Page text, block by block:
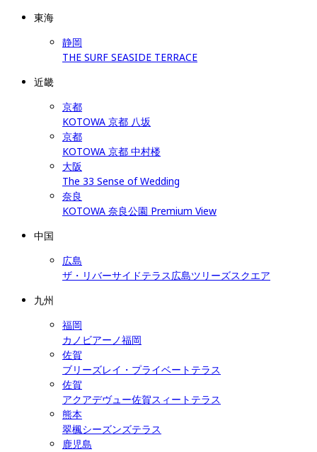
東海
静岡
THE SURF SEASIDE TERRACE
近畿
京都
KOTOWA 京都 八坂
京都
KOTOWA 京都 中村楼
大阪
The 33 Sense of Wedding
奈良
KOTOWA 奈良公園 Premium View
中国
広島
ザ・リバーサイドテラス広島ツリーズスクエア
九州
福岡
カノビアーノ福岡
佐賀
ブリーズレイ・プライベートテラス
佐賀
アクアデヴュー佐賀スィートテラス
熊本
翠楓シーズンズテラス
鹿児島